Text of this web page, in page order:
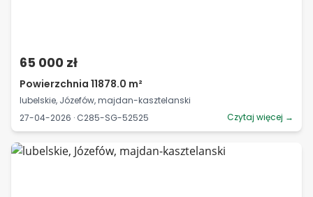
65 000 zł
Powierzchnia 11878.0 m²
lubelskie, Józefów, majdan-kasztelanski
27-04-2026 · C285-SG-52525
Czytaj więcej →